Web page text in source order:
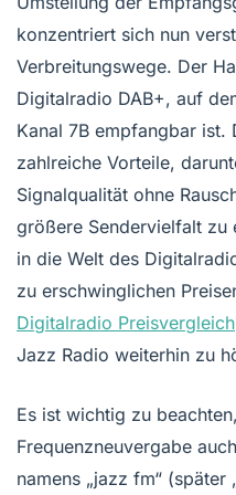
konzentriert sich nun
Verbreitungswege. Der
Digitalradio DAB+, auf
Kanal 7B empfangbar ist.
zahlreiche Vorteile,
Signalqualität ohne
größere Sendervielfalt zu
in die Welt des
zu erschwinglichen
Digitalradio Preisvergleich
Jazz Radio weiterhin zu
Es ist wichtig zu
Frequenzneuvergabe
namens „jazz fm“ (später